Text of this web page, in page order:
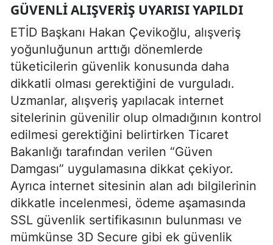
GÜVENLI ALIŞVERIŞ UYARISI YAPILDI
ETİD Başkanı Hakan Çevikoğlu, alışveriş
yoğunluğunun arttığı dönemlerde
tüketicilerin güvenlik konusunda daha
dikkatli olması gerektiğini de vurguladı.
Uzmanlar, alışveriş yapılacak internet
sitelerinin güvenilir olup olmadığının kontrol
edilmesi gerektiğini belirtirken Ticaret
Bakanlığı tarafından verilen “Güven
Damgası” uygulamasına dikkat çekiyor.
Ayrıca internet sitesinin alan adı bilgilerinin
dikkatle incelenmesi, ödeme aşamasında
SSL güvenlik sertifikasının bulunması ve
mümkünse 3D Secure gibi ek güvenlik